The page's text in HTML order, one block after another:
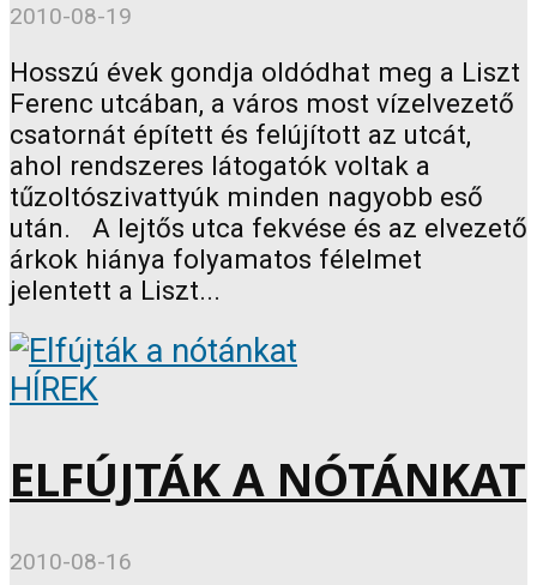
2010-08-19
Hosszú évek gondja oldódhat meg a Liszt
Ferenc utcában, a város most vízelvezető
csatornát épített és felújított az utcát,
ahol rendszeres látogatók voltak a
tűzoltószivattyúk minden nagyobb eső
után. A lejtős utca fekvése és az elvezető
árkok hiánya folyamatos félelmet
jelentett a Liszt...
HÍREK
ELFÚJTÁK A NÓTÁNKAT
2010-08-16